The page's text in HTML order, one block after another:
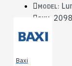
MODEL:
SKU: 2098
Baxi